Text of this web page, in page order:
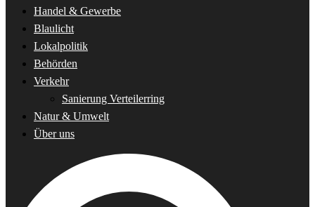
Handel & Gewerbe
Blaulicht
Lokalpolitik
Behörden
Verkehr
Sanierung Verteilerring
Natur & Umwelt
Über uns